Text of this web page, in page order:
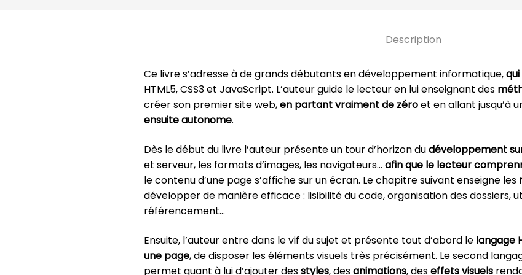
Description
Ce livre s’adresse à de grands débutants en développement informatique,
HTML5, CSS3 et JavaScript. L’auteur guide le lecteur en lui enseignant des
créer son premier site web,en partant vraiment de zéroet en allant jusqu’à
ensuite autonome.
Dès le début du livre l’auteur présente un tour d’horizon dudéveloppement
et serveur, les formats d’images, les navigateurs… afin que le lecteur
le contenu d’une page s’affiche sur un écran. Le chapitre suivant enseigne les
développer de manière efficace : lisibilité du code, organisation des dossiers,
référencement…
Ensuite, l’auteur entre dans le vif du sujet et présente tout d’abord le langage
une page, de disposer les éléments visuels très précisément. Le second
permet quant à lui d’ajouter desstyles, desanimations, deseffets visuels